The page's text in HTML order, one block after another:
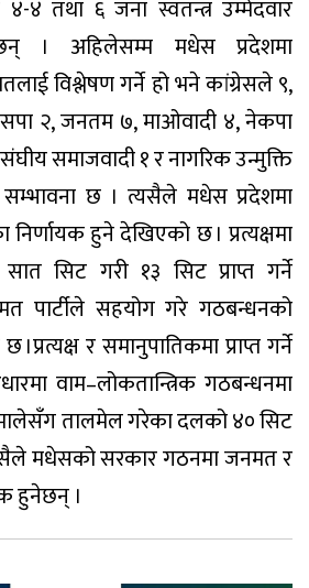
४ तथा ६ जना स्वतन्त्र उम्मेदवार
। अहिलेसम्म मधेस प्रदेशमा
विश्लेषण गर्ने हो भने कांग्रेसले ९,
२, जनतम ७, माओवादी ४, नेकपा
समाजवादी १ र नागरिक उन्मुक्ति
सम्भावना छ । त्यसैले मधेस प्रदेशमा
निर्णायक हुने देखिएको छ । प्रत्यक्षमा
सिट गरी १३ सिट प्राप्त गर्ने
पार्टीले सहयोग गरे गठबन्धनको
र समानुपातिकमा प्राप्त गर्ने
वाम–लोकतान्त्रिक गठबन्धनमा
तालमेल गरेका दलको ४० सिट
मधेसको सरकार गठनमा जनमत र
हुनेछन् ।